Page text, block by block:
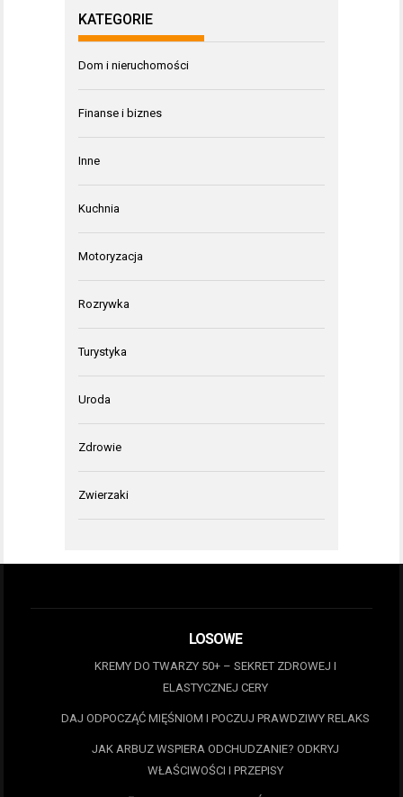
KATEGORIE
Dom i nieruchomości
Finanse i biznes
Inne
Kuchnia
Motoryzacja
Rozrywka
Turystyka
Uroda
Zdrowie
Zwierzaki
LOSOWE
KREMY DO TWARZY 50+ – SEKRET ZDROWEJ I
ELASTYCZNEJ CERY
DAJ ODPOCZĄĆ MIĘŚNIOM I POCZUJ PRAWDZIWY RELAKS
JAK ARBUZ WSPIERA ODCHUDZANIE? ODKRYJ
WŁAŚCIWOŚCI I PRZEPISY